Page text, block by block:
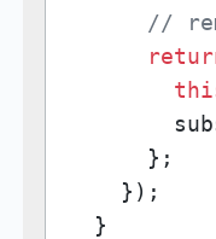
//
      };
    });
  }